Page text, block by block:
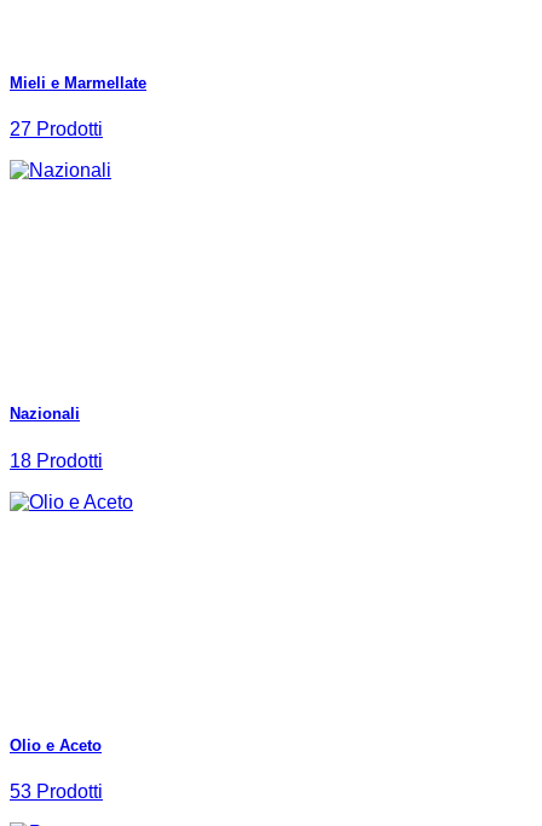
Mieli e Marmellate
27 Prodotti
Nazionali
18 Prodotti
Olio e Aceto
53 Prodotti